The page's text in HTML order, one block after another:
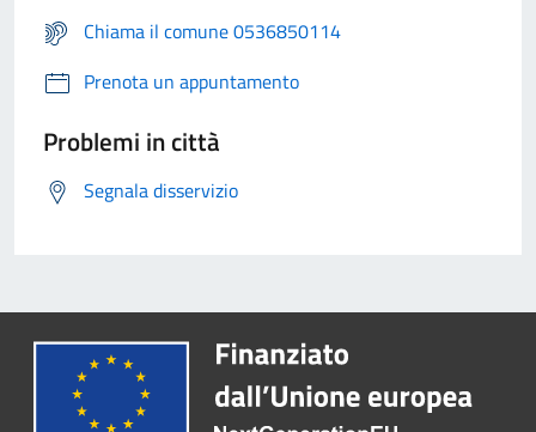
Chiama il comune 0536850114
Prenota un appuntamento
Problemi in città
Segnala disservizio